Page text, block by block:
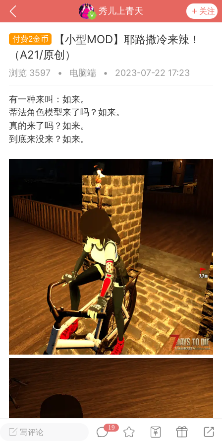
秀儿上青天 关注
我的钱包 道具 排行榜
MOD下载 攻略教程 联机招募
大人
Lv.8
02-10 15:45
电脑端 其他&工具
卖挂
禁止发布联机可用的作弊模组，
单机辅助引流私下售卖服务器外挂！
作弊模组的发布规范近期收到一些信息
作弊模组在联机服务器使用,为了维护游
环境，中文网特此发布以下声明，规范
模组的发布行为：1. *...
72 2.21w
大人
Lv.8
写评论
19
2金币
【小型MOD】耶路撒冷来辣！
（A21/原创）
浏览 3597 • 电脑端 • 2023-07-22 17:23
有一种来叫：如来。
蒂法角色模型来了吗？如来。
真的来了吗？如来。
到底来没来？如来。